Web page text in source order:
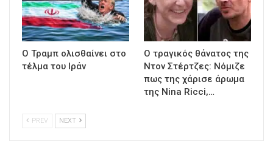
Ο Τραμπ ολισθαίνει στο
τέλμα του Ιράν
Ο τραγικός θάνατος της
Ντον Στέρτζες: Νόμιζε
πως της χάρισε άρωμα
της Nina Ricci,…
PREV NEXT